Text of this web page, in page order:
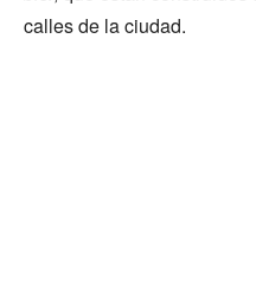
calles de la ciudad.